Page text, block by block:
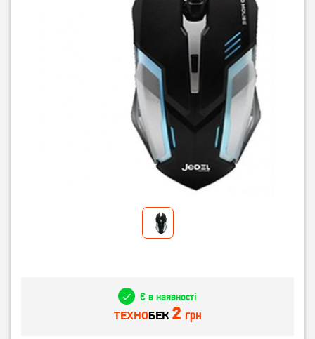
Є в наявності
ТЕХНОБЕК 2 грн